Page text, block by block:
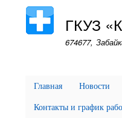
ГКУЗ
674677,
Главная Новости
Контакты и график